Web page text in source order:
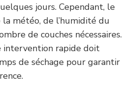
jours. Cependant, le
météo, de l’humidité du
de couches nécessaires.
intervention rapide doit
de séchage pour garantir